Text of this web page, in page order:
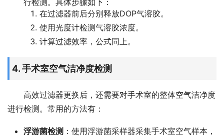
行检测。具体步骤如下：
在过滤器前后分别释放DOP气溶胶。
使用光度计检测气溶胶浓度。
计算过滤效率，公式同上。
4. 手术室空气洁净度检测
高效过滤器更换后，还需要对手术室的整体空气洁净度
进行检测。常用的方法有：
浮游菌检测 ：使用浮游菌采样器采集手术室空气样本，